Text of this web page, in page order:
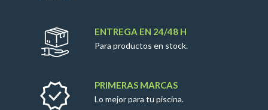
ENTREGA EN 24/48 H
Para productos en stock.
PRIMERAS MARCAS
Lo mejor para tu piscina.